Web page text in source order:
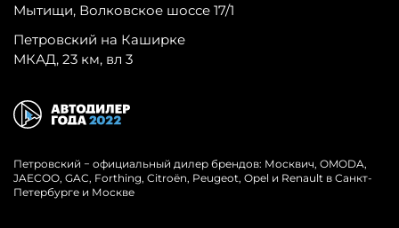
Мытищи, Волковское шоссе 17/1
Петровский на Каширке
МКАД, 23 км, вл 3
Петровский − официальный дилер брендов: Москвич, OMODA,
JAECOO, GAC, Forthing, Citroёn, Peugeot, Opel и Renault в Санкт-
Петербурге и Москве